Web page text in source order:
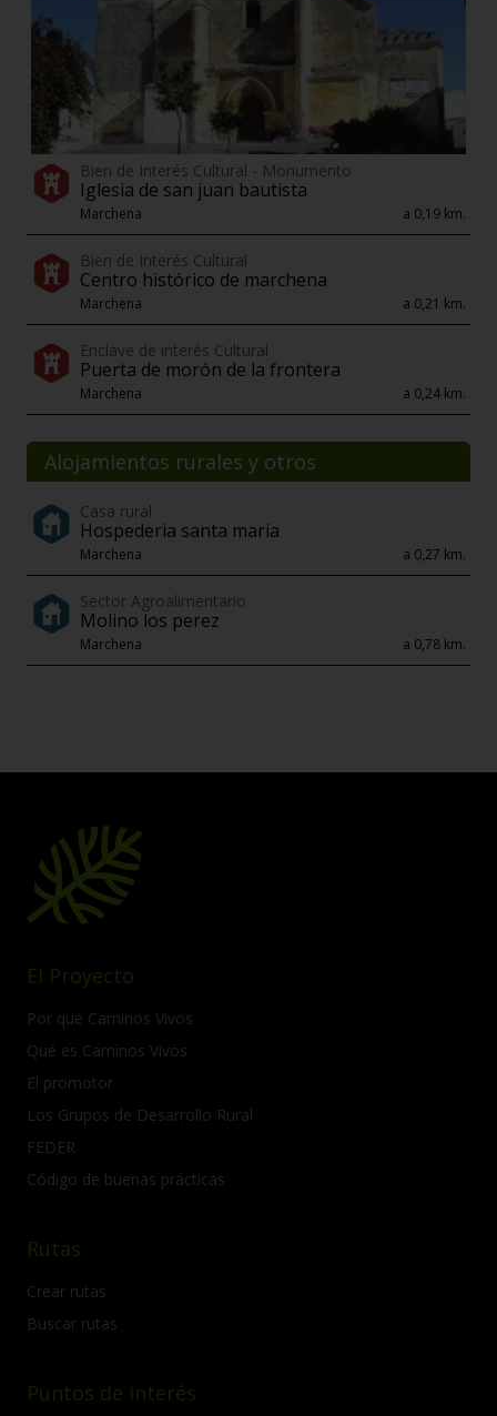
Bien de Interés Cultural - Monumento
Iglesia de san juan bautista
Marchena a 0,19 km.
Bien de Interés Cultural
Centro histórico de marchena
Marchena a 0,21 km.
Enclave de interés Cultural
Puerta de morón de la frontera
Marchena a 0,24 km.
Alojamientos rurales y otros
Casa rural
Hospederia santa maria
Marchena a 0,27 km.
Sector Agroalimentario
Molino los perez
Marchena a 0,78 km.
El Proyecto
Por qué Caminos Vivos
Qué es Caminos Vivos
El promotor
Los Grupos de Desarrollo Rural
FEDER
Código de buenas prácticas
Rutas
Crear rutas
Buscar rutas
Puntos de interés